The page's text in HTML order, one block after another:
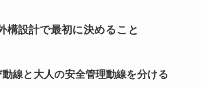
構設計で最初に決めること
線と大人の安全管理動線を分ける